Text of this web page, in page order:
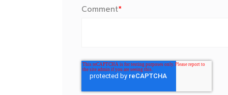
Comment*